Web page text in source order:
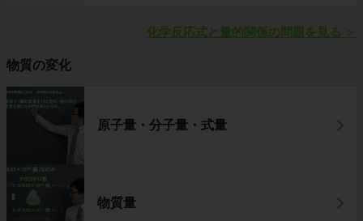
化学反応式と量的関係の問題を見る ＞
物質の変化
原子量・分子量・式量
物質量